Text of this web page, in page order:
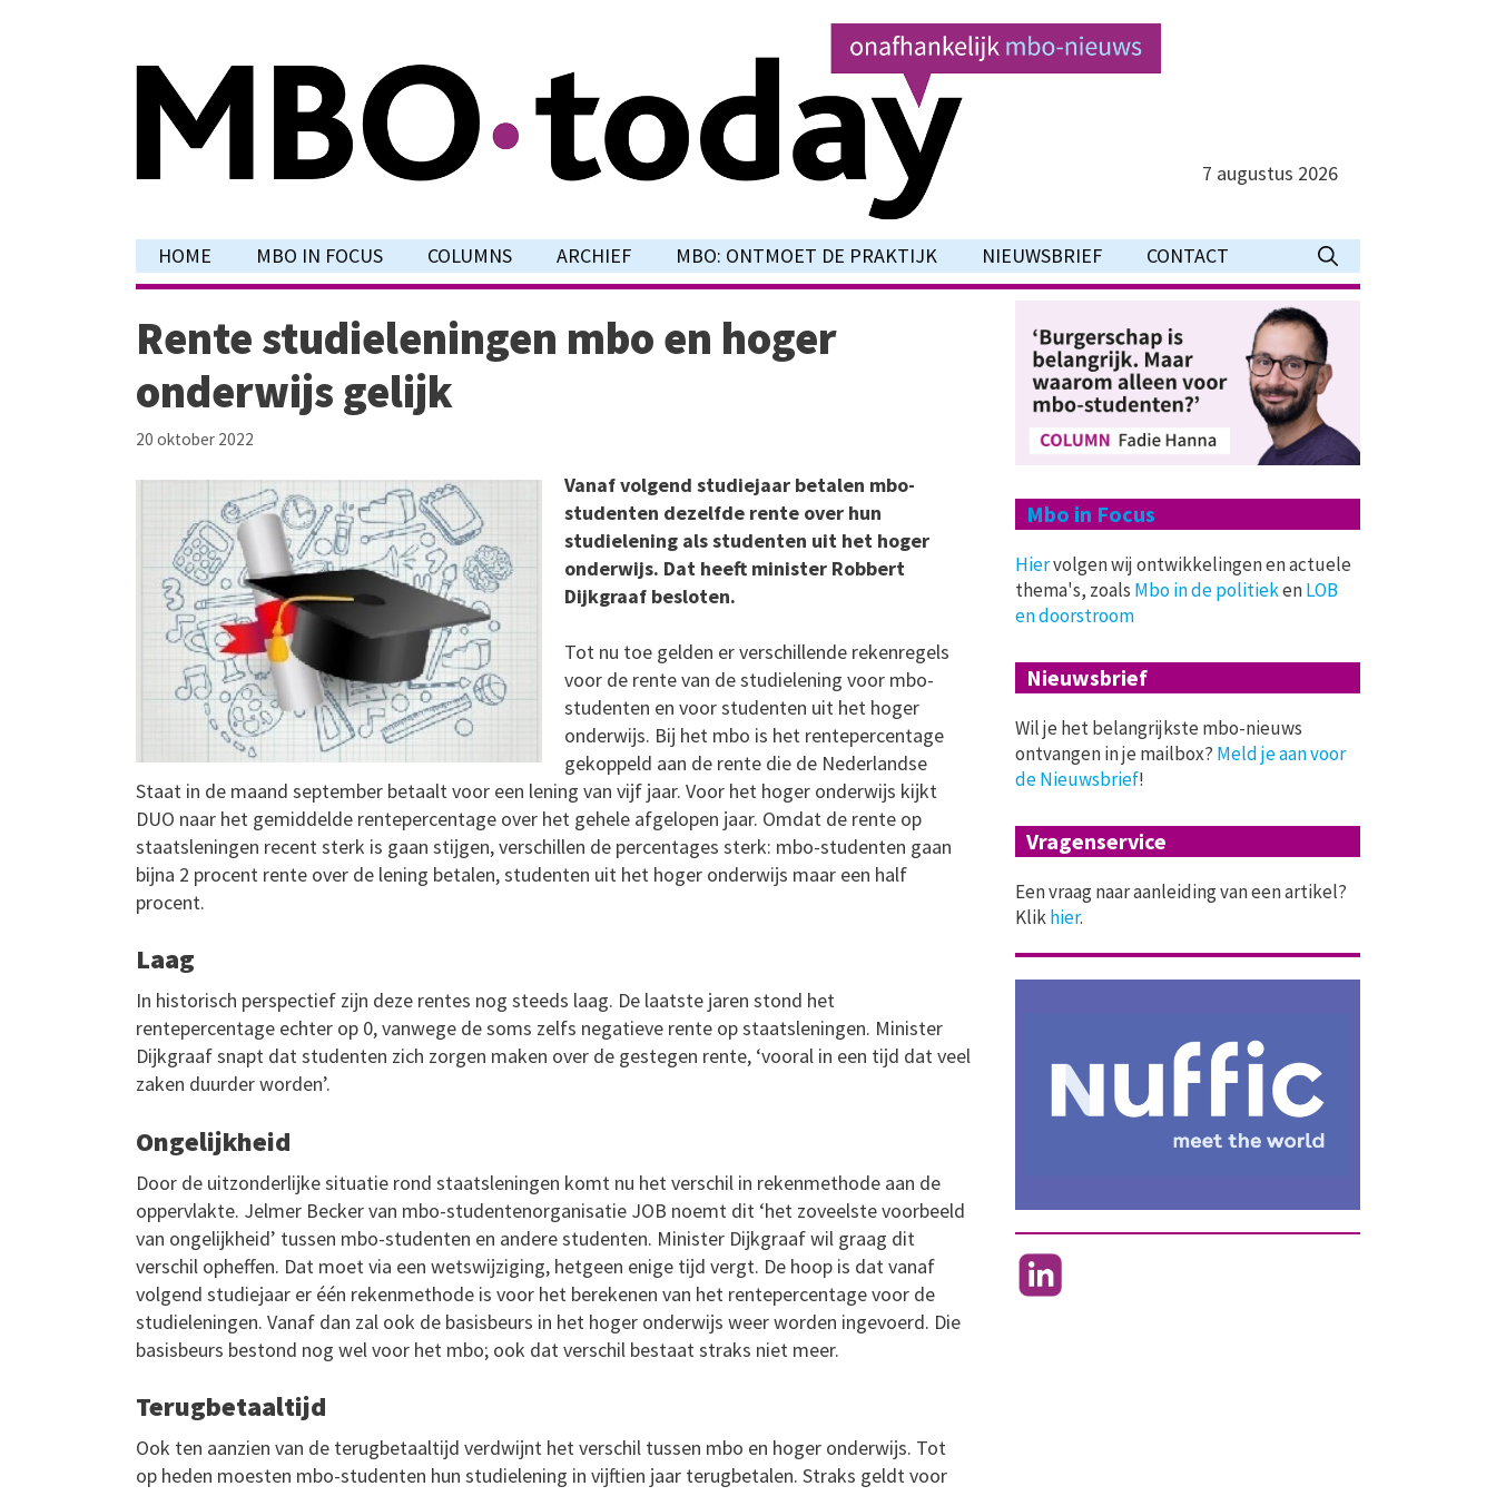
7 augustus 2026
HOME MBO IN FOCUS COLUMNS ARCHIEF MBO: ONTMOET DE PRAKTIJK NIEUWSBRIEF CONTACT
Rente studieleningen mbo en hoger
onderwijs gelijk
20 oktober 2022
Vanaf volgend studiejaar betalen mbo-
studenten dezelfde rente over hun
studielening als studenten uit het hoger
onderwijs. Dat heeft minister Robbert
Dijkgraaf besloten.
Tot nu toe gelden er verschillende rekenregels
voor de rente van de studielening voor mbo-
studenten en voor studenten uit het hoger
onderwijs. Bij het mbo is het rentepercentage
gekoppeld aan de rente die de Nederlandse
Staat in de maand september betaalt voor een lening van vijf jaar. Voor het hoger onderwijs kijkt
DUO naar het gemiddelde rentepercentage over het gehele afgelopen jaar. Omdat de rente op
staatsleningen recent sterk is gaan stijgen, verschillen de percentages sterk: mbo-studenten gaan
bijna 2 procent rente over de lening betalen, studenten uit het hoger onderwijs maar een half
procent.
Laag
In historisch perspectief zijn deze rentes nog steeds laag. De laatste jaren stond het
rentepercentage echter op 0, vanwege de soms zelfs negatieve rente op staatsleningen. Minister
Dijkgraaf snapt dat studenten zich zorgen maken over de gestegen rente, ‘vooral in een tijd dat veel
zaken duurder worden’.
Ongelijkheid
Door de uitzonderlijke situatie rond staatsleningen komt nu het verschil in rekenmethode aan de
oppervlakte. Jelmer Becker van mbo-studentenorganisatie JOB noemt dit ‘het zoveelste voorbeeld
van ongelijkheid’ tussen mbo-studenten en andere studenten. Minister Dijkgraaf wil graag dit
verschil opheffen. Dat moet via een wetswijziging, hetgeen enige tijd vergt. De hoop is dat vanaf
volgend studiejaar er één rekenmethode is voor het berekenen van het rentepercentage voor de
studieleningen. Vanaf dan zal ook de basisbeurs in het hoger onderwijs weer worden ingevoerd. Die
basisbeurs bestond nog wel voor het mbo; ook dat verschil bestaat straks niet meer.
Terugbetaaltijd
Ook ten aanzien van de terugbetaaltijd verdwijnt het verschil tussen mbo en hoger onderwijs. Tot
op heden moesten mbo-studenten hun studielening in vijftien jaar terugbetalen. Straks geldt voor
Mbo in Focus
Hiervolgen wij ontwikkelingen en actuele
thema's, zoals Mbo in de politiekenLOB
en doorstroom
Nieuwsbrief
Wil je het belangrijkste mbo-nieuws
ontvangen in je mailbox? Meld je aan voor
de Nieuwsbrief!
Vragenservice
Een vraag naar aanleiding van een artikel?
Klikhier.